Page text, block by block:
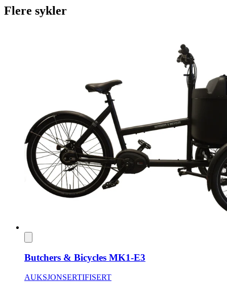
Flere sykler
Butchers & Bicycles MK1-E3
AUKSJONSERTIFISERT